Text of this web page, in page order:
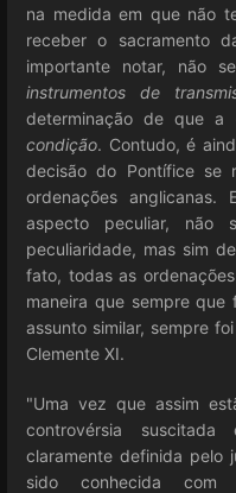
na medida em que não
receber o sacramento
importante notar, não
instrumentos de
determinação de que a
condição. Contudo, é
decisão do Pontífice se
ordenações
aspecto peculiar, não
peculiaridade, mas sim
fato, todas as
maneira que sempre que
assunto similar, sempre
Clemente XI.
"Uma vez que assim
controvérsia
claramente definida pelo
sido conhecida com